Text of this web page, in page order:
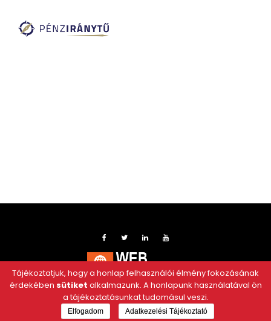
Tájékoztatjuk, hogy a honlap felhasználói élmény fokozásának
érdekében sütiket alkalmazunk. A honlapunk használatával ön
a tájékoztatásunkat tudomásul veszi.
Elfogadom Adatkezelési Tájékoztató